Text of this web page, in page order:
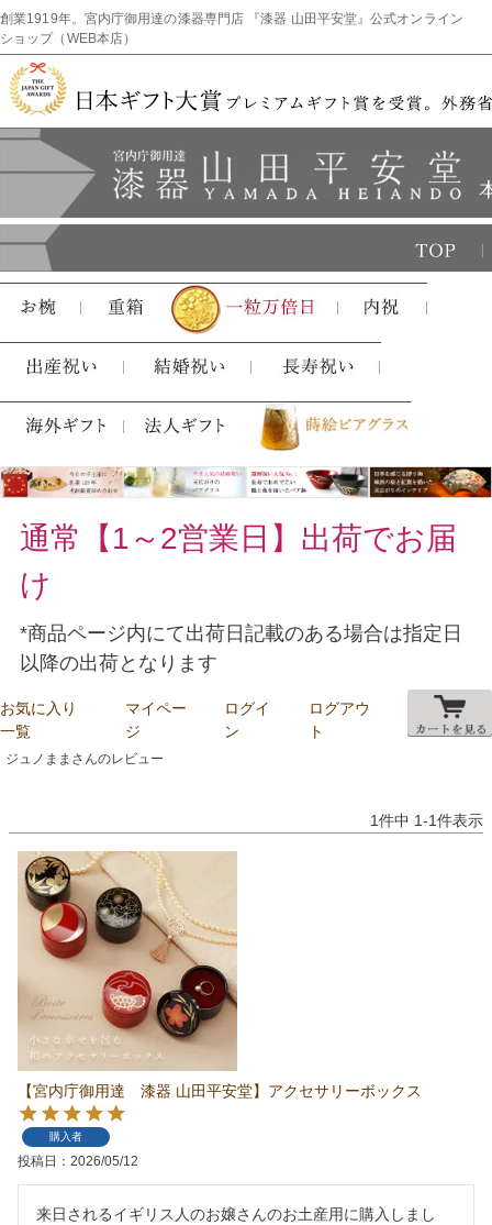
創業1919年。宮内庁御用達の漆器専門店 『漆器 山田平安堂』公式オンライン
ショップ（WEB本店）
通常【1～2営業日】出荷でお届
け
*商品ページ内にて出荷日記載のある場合は指定日
以降の出荷となります
お気に入り
一覧
マイペー
ジ
ログイ
ン
ログアウ
ト
ジュノままさんのレビュー
1件中 1-1件表示
【宮内庁御用達 漆器 山田平安堂】アクセサリーボックス
購入者
投稿日 2026/05/12
来日されるイギリス人のお嬢さんのお土産用に購入しまし